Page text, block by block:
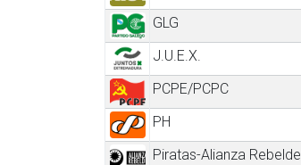
GLG
J.U.E.X.
PCPE/PCPC
PH
Piratas-Alianza Rebelde